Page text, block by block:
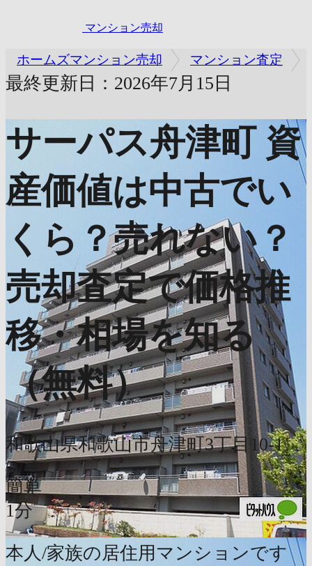
マンション売却
ホームズマンション売却 マンション査定
最終更新日：2026年7月15日
サーパス舟津町 資
産価値は中古でい
くら？売れない？
売却査定で価格推
移・相場を知る
（無料）
和歌山県和歌山市舟津町3丁目10-1
簡単
1分
本人/家族の居住用マンションです